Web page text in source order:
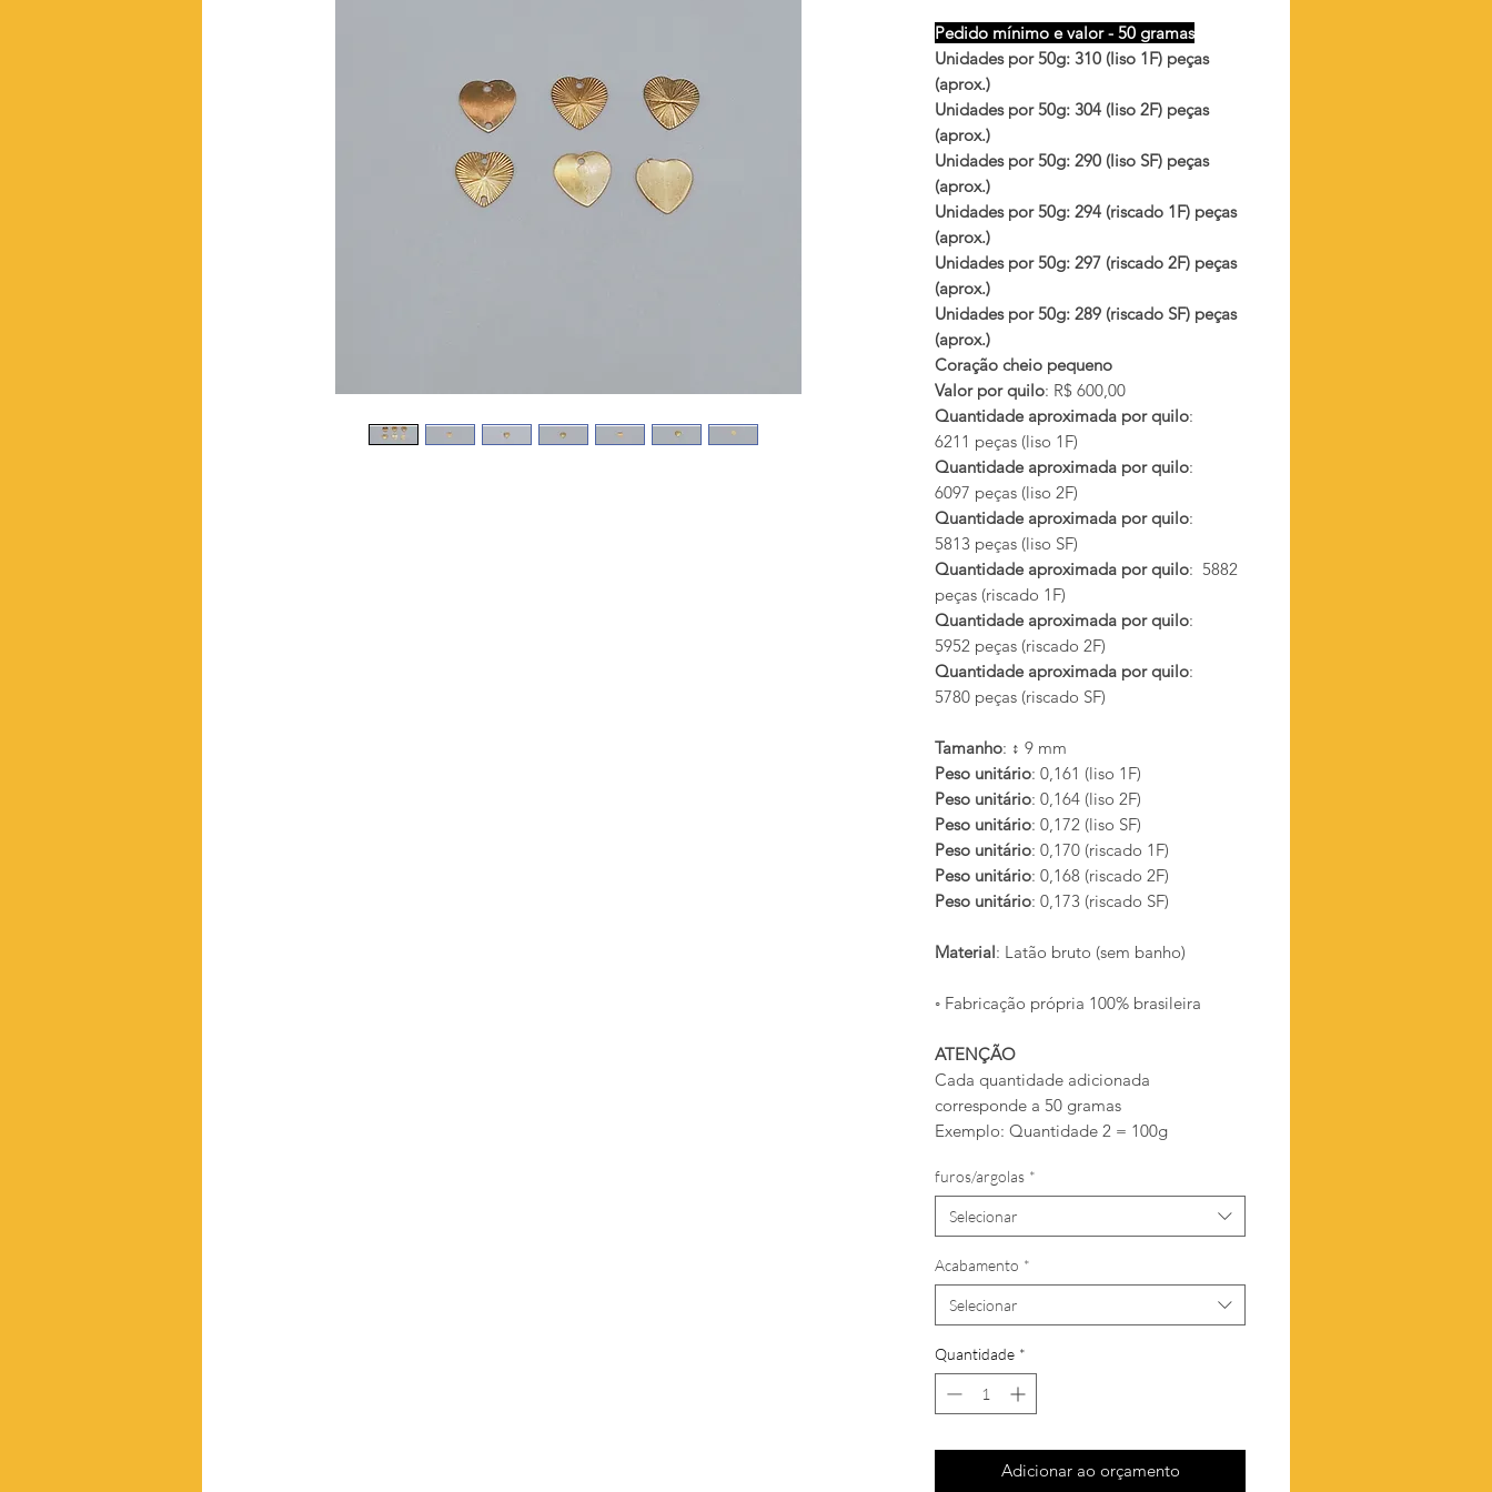
Pedido mínimo e valor - 50 gramas
Unidades por 50g: 310 (liso 1F) peças
(aprox.)
Unidades por 50g: 304 (liso 2F) peças
(aprox.)
Unidades por 50g: 290 (liso SF) peças
(aprox.)
Unidades por 50g: 294 (riscado 1F) peças
(aprox.)
Unidades por 50g: 297 (riscado 2F) peças
(aprox.)
Unidades por 50g: 289 (riscado SF) peças
(aprox.)
Coração cheio pequeno
Valor por quilo: R$ 600,00
Quantidade aproximada por quilo:
6211 peças (liso 1F)
Quantidade aproximada por quilo:
6097 peças (liso 2F)
Quantidade aproximada por quilo:
5813 peças (liso SF)
Quantidade aproximada por quilo: 5882
peças (riscado 1F)
Quantidade aproximada por quilo:
5952 peças (riscado 2F)
Quantidade aproximada por quilo:
5780 peças (riscado SF)
Tamanho: ↕ 9 mm
Peso unitário: 0,161 (liso 1F)
Peso unitário: 0,164 (liso 2F)
Peso unitário: 0,172 (liso SF)
Peso unitário: 0,170 (riscado 1F)
Peso unitário: 0,168 (riscado 2F)
Peso unitário: 0,173 (riscado SF)
Material: Latão bruto (sem banho)
◦ Fabricação própria 100% brasileira
ATENÇÃO
Cada quantidade adicionada
corresponde a 50 gramas
Exemplo: Quantidade 2 = 100g
furos/argolas *
Selecionar
Acabamento *
Selecionar
Quantidade *
Adicionar ao orçamento